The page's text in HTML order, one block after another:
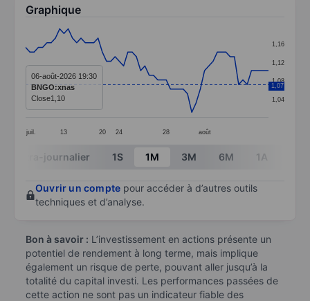
Graphique
Line chart with 58 data points.
The chart has 1 X axis displaying categories.
The chart has 1 Y axis displaying values. Data ranges
juil. 13 20 24 28 août
1,04
1,08
1,12
1,16
1,07
06-août-2026 19:30
BNGO:xnas
Close1,10
End of interactive chart.
Intra-journalier 1S 1M 3M 6M 1A
Ouvrir un compte pour accéder à d’autres outils
techniques et d’analyse.
Bon à savoir : L’investissement en actions présente un
potentiel de rendement à long terme, mais implique
également un risque de perte, pouvant aller jusqu’à la
totalité du capital investi. Les performances passées de
cette action ne sont pas un indicateur fiable des